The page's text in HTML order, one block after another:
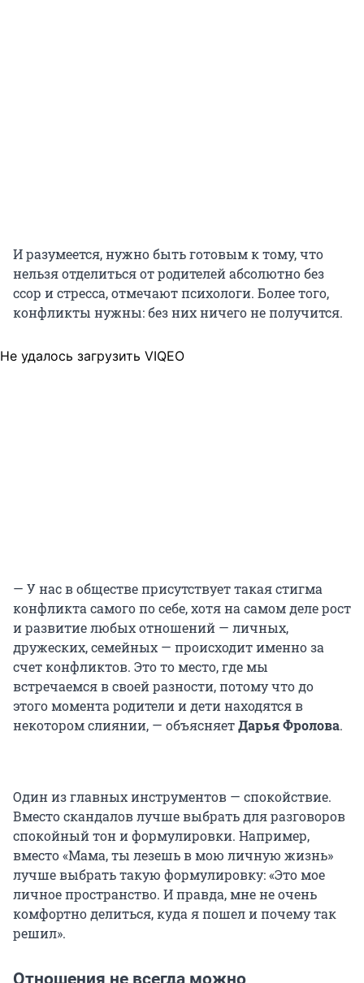
И разумеется, нужно быть готовым к тому, что
нельзя отделиться от родителей абсолютно без
ссор и стресса, отмечают психологи. Более того,
конфликты нужны: без них ничего не получится.
Не удалось загрузить VIQEO
— У нас в обществе присутствует такая стигма
конфликта самого по себе, хотя на самом деле рост
и развитие любых отношений — личных,
дружеских, семейных — происходит именно за
счет конфликтов. Это то место, где мы
встречаемся в своей разности, потому что до
этого момента родители и дети находятся в
некотором слиянии, — объясняетДарья Фролова.
Один из главных инструментов — спокойствие.
Вместо скандалов лучше выбрать для разговоров
спокойный тон и формулировки. Например,
вместо «Мама, ты лезешь в мою личную жизнь»
лучше выбрать такую формулировку: «Это мое
личное пространство. И правда, мне не очень
комфортно делиться, куда я пошел и почему так
решил».